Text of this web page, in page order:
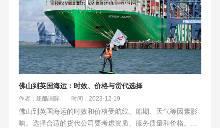
佛山到英国海运：时效、价格与货代选择
作者：纽酷国际 时间：2023-12-19
佛山到英国海运的时效和价格受航线、船期、天气等因素影
响。选择合适的货代公司要考虑资质、服务质量和价格。充